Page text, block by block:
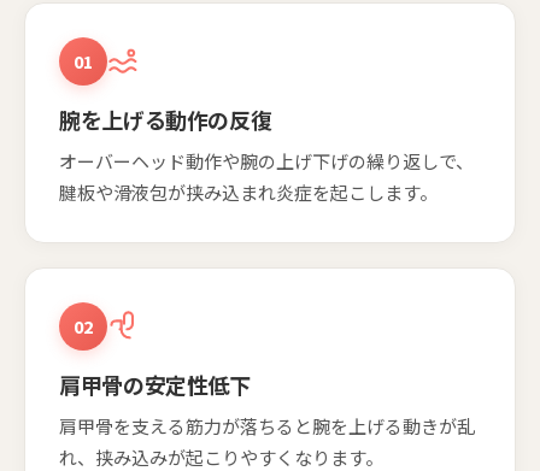
01
腕を上げる動作の反復
オーバーヘッド動作や腕の上げ下げの繰り返しで、
腱板や滑液包が挟み込まれ炎症を起こします。
02
肩甲骨の安定性低下
肩甲骨を支える筋力が落ちると腕を上げる動きが乱
れ、挟み込みが起こりやすくなります。